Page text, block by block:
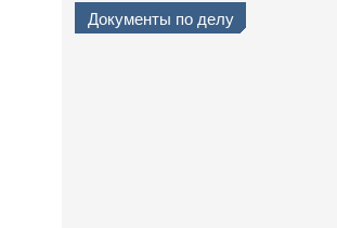
Документы по делу